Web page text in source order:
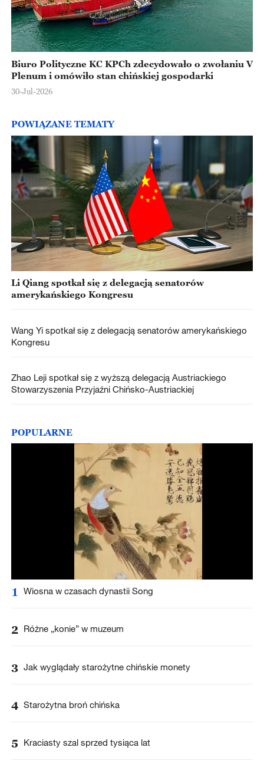
Biuro Polityczne KC KPCh zdecydowało o zwołaniu V
Plenum i omówiło stan chińskiej gospodarki
30-Jul-2026
POWIĄZANE TEMATY
Li Qiang spotkał się z delegacją senatorów
amerykańskiego Kongresu
Wang Yi spotkał się z delegacją senatorów amerykańskiego
Kongresu
Zhao Leji spotkał się z wyższą delegacją Austriackiego
Stowarzyszenia Przyjaźni Chińsko-Austriackiej
POPULARNE
1 Wiosna w czasach dynastii Song
2 Różne „konie” w muzeum
3 Jak wyglądały starożytne chińskie monety
4 Starożytna broń chińska
5 Kraciasty szal sprzed tysiąca lat